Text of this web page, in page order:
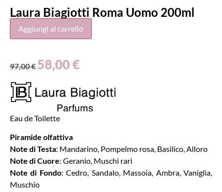
Laura Biagiotti Roma Uomo 200ml
Aggiungi al carrello
97,00€ 58,00€
Eau de Toilette
Piramide olfattiva
Note di Testa: Mandarino, Pompelmo rosa, Basilico, Alloro
Note di Cuore: Geranio, Muschi rari
Note di Fondo: Cedro, Sandalo, Massoia, Ambra, Vaniglia,
Muschio